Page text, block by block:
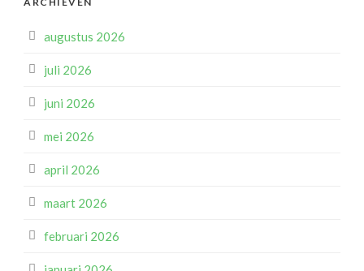
augustus 2026
juli 2026
juni 2026
mei 2026
april 2026
maart 2026
februari 2026